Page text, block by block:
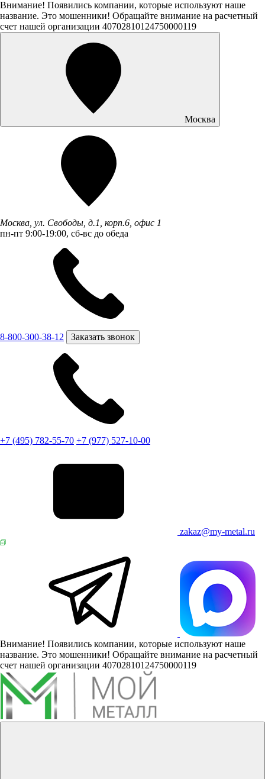
Внимание! Появились компании, которые используют наше
название. Это мошенники! Обращайте внимание на расчетный
счет нашей организации 40702810124750000119
Москва
Москва, ул. Свободы, д.1, корп.6, офис 1
пн-пт 9:00-19:00, сб-вс до обеда
8-800-300-38-12 Заказать звонок
+7 (495) 782-55-70 +7 (977) 527-10-00
zakaz@my-metal.ru
Внимание! Появились компании, которые используют наше
название. Это мошенники! Обращайте внимание на расчетный
счет нашей организации 40702810124750000119